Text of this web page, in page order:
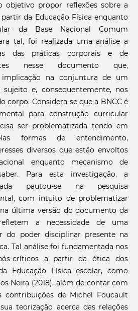
objetivo propor reflexões sobre a
da Educação Física enquanto
da Base Nacional Comum
tal, foi realizada uma análise a
das práticas corporais e de
nesse documento que,
na conjuntura de um
e, consequentemente, nos
corpo. Considera-se que a BNCC é
para construção curricular
ser problematizada tendo em
formas de entendimento,
diversos que estão envoltos
enquanto mecanismo de
Para esta investigação, a
pautou-se na pesquisa
com intuito de problematizar
última versão do documento da
a necessidade de uma
do poder disciplinar presente na
Tal análise foi fundamentada nos
críticos a partir da ótica dos
Educação Física escolar, como
Neira (2018), além de contar com
contribuições de Michel Foucault
teorização acerca das relações